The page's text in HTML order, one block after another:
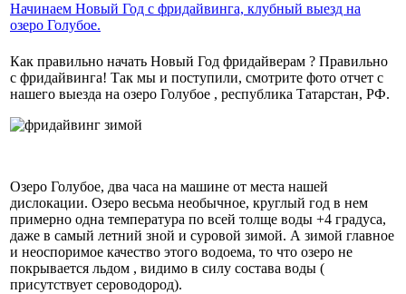
Начинаем Новый Год с фридайвинга, клубный выезд на
озеро Голубое.
Как правильно начать Новый Год фридайверам ? Правильно
с фридайвинга! Так мы и поступили, смотрите фото отчет с
нашего выезда на озеро Голубое , республика Татарстан, РФ.
Озеро Голубое, два часа на машине от места нашей
дислокации. Озеро весьма необычное, круглый год в нем
примерно одна температура по всей толще воды +4 градуса,
даже в самый летний зной и суровой зимой. А зимой главное
и неоспоримое качество этого водоема, то что озеро не
покрывается льдом , видимо в силу состава воды (
присутствует сероводород).